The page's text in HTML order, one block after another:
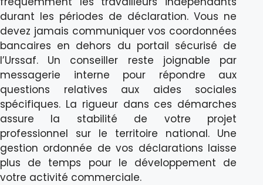
durant les périodes de déclaration. Vous ne
devez jamais communiquer vos coordonnées
bancaires en dehors du portail sécurisé de
l’Urssaf. Un conseiller reste joignable par
messagerie interne pour répondre aux
questions relatives aux aides sociales
spécifiques. La rigueur dans ces démarches
assure la stabilité de votre projet
professionnel sur le territoire national. Une
gestion ordonnée de vos déclarations laisse
plus de temps pour le développement de
votre activité commerciale.